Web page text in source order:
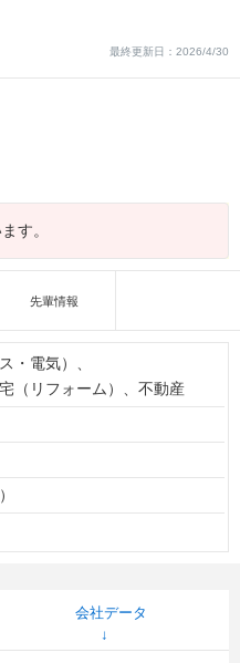
最終更新日：2026/4/30
す。
先輩情報
・電気）
（リフォーム） 不動産
会社データ